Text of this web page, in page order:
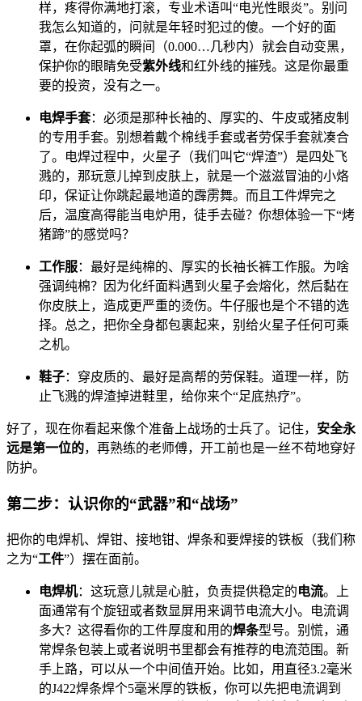
样，疼得你满地打滚，专业术语叫“电光性眼炎”。别问
我怎么知道的，问就是年轻时犯过的傻。一个好的面
罩，在你起弧的瞬间（0.000…几秒内）就会自动变黑，
保护你的眼睛免受紫外线和红外线的摧残。这是你最重
要的投资，没有之一。
电焊手套：必须是那种长袖的、厚实的、牛皮或猪皮制
的专用手套。别想着戴个棉线手套或者劳保手套就凑合
了。电焊过程中，火星子（我们叫它“焊渣”）是四处飞
溅的，那玩意儿掉到皮肤上，就是一个滋滋冒油的小烙
印，保证让你跳起最地道的霹雳舞。而且工件焊完之
后，温度高得能当电炉用，徒手去碰？你想体验一下“烤
猪蹄”的感觉吗？
工作服：最好是纯棉的、厚实的长袖长裤工作服。为啥
强调纯棉？因为化纤面料遇到火星子会熔化，然后黏在
你皮肤上，造成更严重的烫伤。牛仔服也是个不错的选
择。总之，把你全身都包裹起来，别给火星子任何可乘
之机。
鞋子：穿皮质的、最好是高帮的劳保鞋。道理一样，防
止飞溅的焊渣掉进鞋里，给你来个“足底热疗”。
好了，现在你看起来像个准备上战场的士兵了。记住， 安全永
远是第一位的，再熟练的老师傅，开工前也是一丝不苟地穿好
防护。
第二步：认识你的“武器”和“战场”
把你的电焊机、焊钳、接地钳、焊条和要焊接的铁板（我们称
之为“工件”）摆在面前。
电焊机：这玩意儿就是心脏，负责提供稳定的电流。上
面通常有个旋钮或者数显屏用来调节电流大小。电流调
多大？这得看你的工件厚度和用的焊条型号。别慌，通
常焊条包装上或者说明书里都会有推荐的电流范围。新
手上路，可以从一个中间值开始。比如，用直径3.2毫米
的J422焊条焊个5毫米厚的铁板，你可以先把电流调到